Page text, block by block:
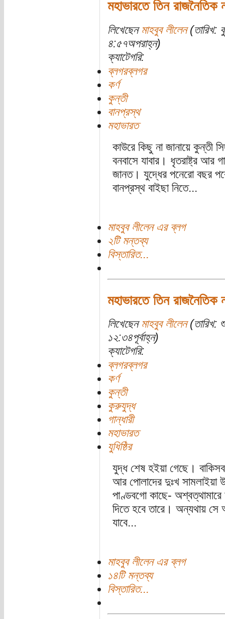
মহাভারতে তিন
লিখেছেন মাহবুব লীলেন(তারিখ:
৪:৫৭অপরাহ্ন)
ক্যাটেগরি:
ব্লগরব্লগর
কর্ণ
কুন্তী
বানপ্রস্থ
মহাভারত
কাউরে কিছু না জানায়ে কুন্তী
বনবাসে যাবার। ধৃতরাষ্ট্র আর
জানত। যুদ্ধের পনেরো বছর
বানপ্রস্থ বাইছা নিতে...
মাহবুব লীলেন এর ব্লগ
২টি মন্তব্য
বিস্তারিত...
মহাভারতে তিন
লিখেছেন মাহবুব লীলেন(তারিখ:
১২:৩৪পূর্বাহ্ন)
ক্যাটেগরি:
ব্লগরব্লগর
কর্ণ
কুন্তী
কুরুযুদ্ধ
গান্ধারী
মহাভারত
যুধিষ্ঠির
যুদ্ধ শেষ হইয়া গেছে।
আর পোলাদের দুঃখ সামলাইয়া
পাণ্ডবগো কাছে-
দিতে হবে তারে। অন্যথায় সে
যাবে...
মাহবুব লীলেন এর ব্লগ
১৪টি মন্তব্য
বিস্তারিত...